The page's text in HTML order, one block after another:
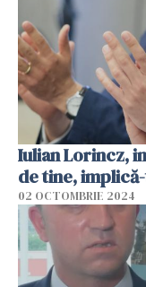
Iulian Lorincz,
de tine,
02 OCTOMBRIE 2024